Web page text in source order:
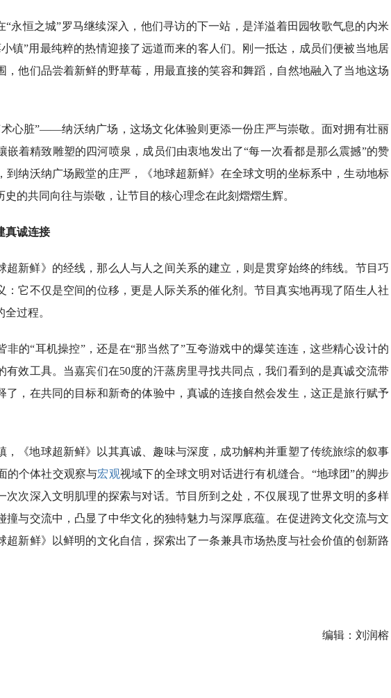
“永恒之城”罗马继续深入，他们寻访的下一站，是洋溢着田园牧歌气息的内米
镇”用最纯粹的热情迎接了远道而来的客人们。刚一抵达，成员们便被当地居
，他们品尝着新鲜的野草莓，用最直接的笑容和舞蹈，自然地融入了当地这场
心脏”——纳沃纳广场，这场文化体验则更添一份庄严与崇敬。面对拥有壮丽
嵌着精致雕塑的四河喷泉，成员们由衷地发出了“每一次看都是那么震撼”的赞
到纳沃纳广场殿堂的庄严，《地球超新鲜》在全球文明的坐标系中，生动地标
的共同向往与崇敬，让节目的核心理念在此刻熠熠生辉。
真诚连接
超新鲜》的经线，那么人与人之间关系的建立，则是贯穿始终的纬线。节目巧
：它不仅是空间的位移，更是人际关系的催化剂。节目真实地再现了陌生人社
过程。
非的“耳机操控”，还是在“那当然了”互夸游戏中的爆笑连连，这些精心设计的
有效工具。当嘉宾们在50度的汗蒸房里寻找共同点，我们看到的是真诚交流带
了，在共同的目标和新奇的体验中，真诚的连接自然会发生，这正是旅行赋予
，《地球超新鲜》以其真诚、趣味与深度，成功解构并重塑了传统旅综的叙事
的个体社交观察与宏观视域下的全球文明对话进行有机缝合。“地球团”的脚步
次次深入文明肌理的探索与对话。节目所到之处，不仅展现了世界文明的多样
撞与交流中，凸显了中华文化的独特魅力与深厚底蕴。在促进跨文化交流与文
超新鲜》以鲜明的文化自信，探索出了一条兼具市场热度与社会价值的创新路
编辑：刘润榕